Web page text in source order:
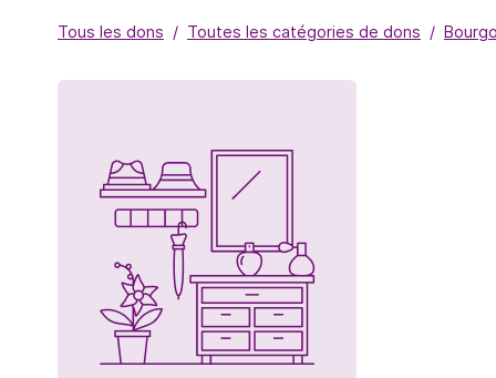
Tous les dons Toutes les catégories de dons